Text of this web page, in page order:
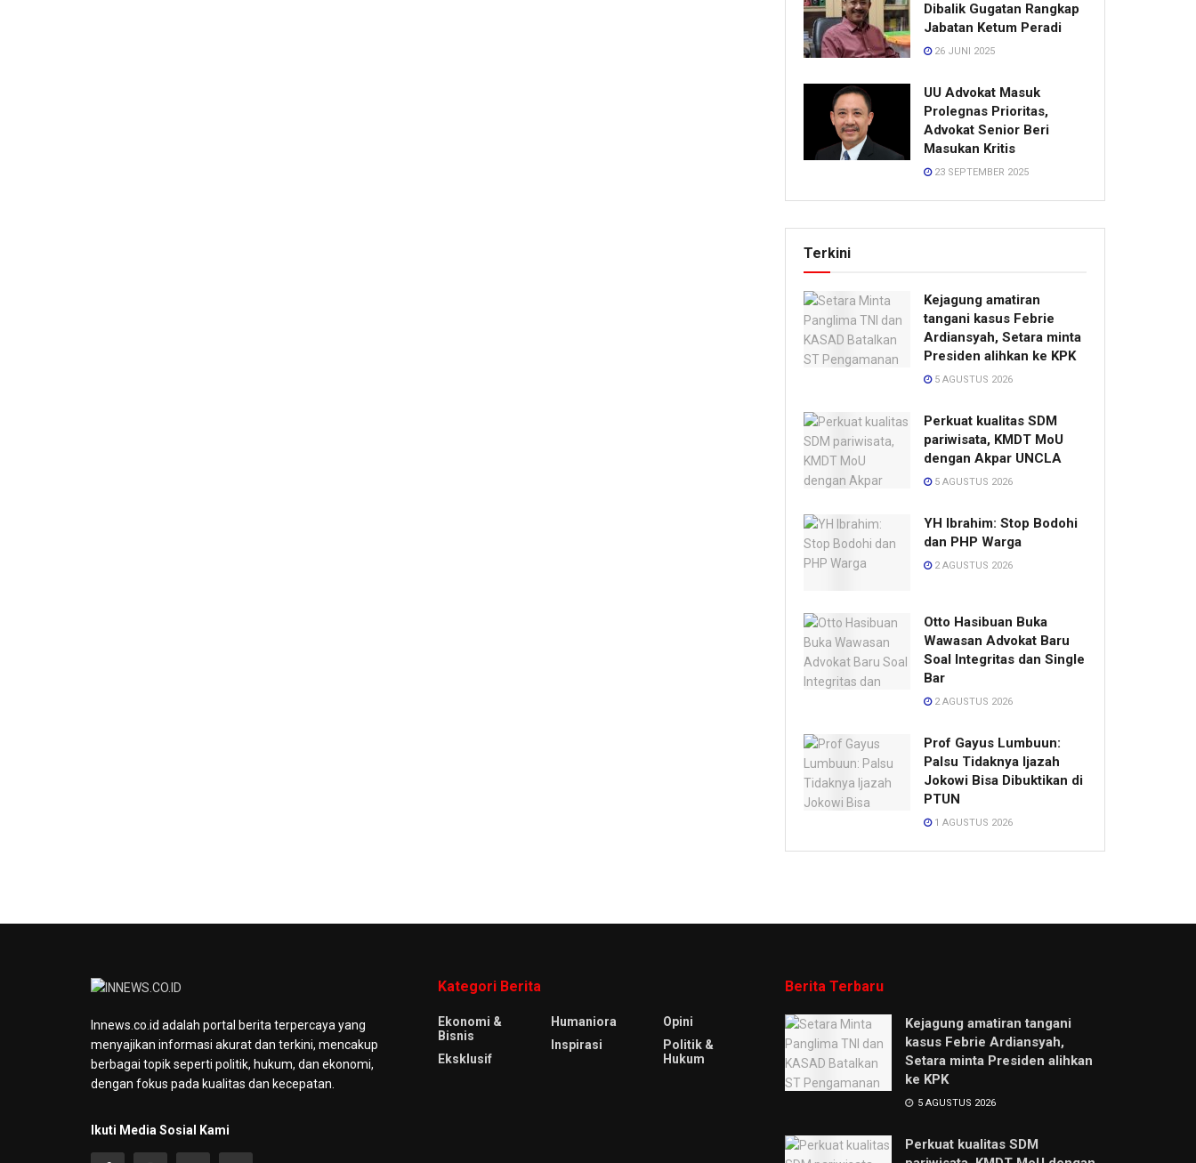
Dibalik Gugatan Rangkap
Jabatan Ketum Peradi
26 JUNI 2025
UU Advokat Masuk
Prolegnas Prioritas,
Advokat Senior Beri
Masukan Kritis
23 SEPTEMBER 2025
Terkini
Kejagung amatiran
tangani kasus Febrie
Ardiansyah, Setara minta
Presiden alihkan ke KPK
5 AGUSTUS 2026
Perkuat kualitas SDM
pariwisata, KMDT MoU
dengan Akpar UNCLA
5 AGUSTUS 2026
YH Ibrahim: Stop Bodohi
dan PHP Warga
2 AGUSTUS 2026
Otto Hasibuan Buka
Wawasan Advokat Baru
Soal Integritas dan Single
Bar
2 AGUSTUS 2026
Prof Gayus Lumbuun:
Palsu Tidaknya Ijazah
Jokowi Bisa Dibuktikan di
PTUN
1 AGUSTUS 2026
Innews.co.id adalah portal berita terpercaya yang
menyajikan informasi akurat dan terkini, mencakup
berbagai topik seperti politik, hukum, dan ekonomi,
dengan fokus pada kualitas dan kecepatan.
Ikuti Media Sosial Kami
Kategori Berita
Ekonomi &
Bisnis
Eksklusif
Humaniora
Inspirasi
Opini
Politik &
Hukum
Berita Terbaru
Kejagung amatiran tangani
kasus Febrie Ardiansyah,
Setara minta Presiden alihkan
ke KPK
5 AGUSTUS 2026
Perkuat kualitas SDM